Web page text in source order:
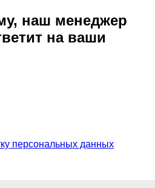
наш менеджер
на ваши
персональных данных